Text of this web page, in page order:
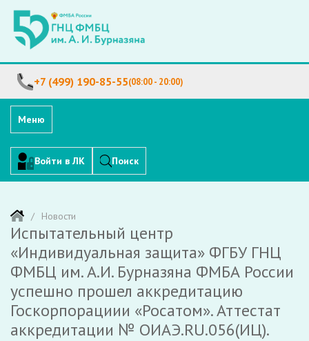
+7 (499) 190-85-55(08:00 - 20:00)
Меню
Войти в ЛК Поиск
Новости
Испытательный центр
«Индивидуальная защита» ФГБУ ГНЦ
ФМБЦ им. А.И. Бурназяна ФМБА России
успешно прошел аккредитацию
Госкорпорациии «Росатом». Аттестат
аккредитации № ОИАЭ.RU.056(ИЦ).